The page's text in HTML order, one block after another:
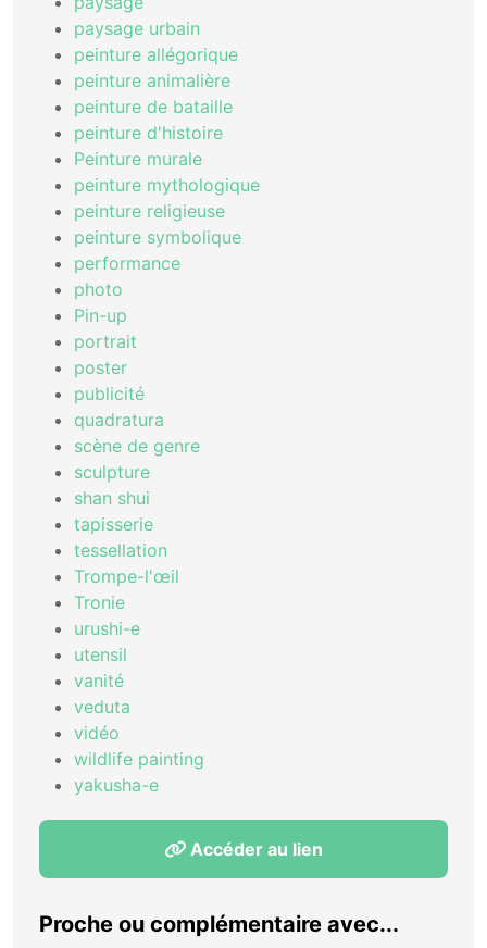
paysage urbain
peinture allégorique
peinture animalière
peinture de bataille
peinture d'histoire
Peinture murale
peinture mythologique
peinture religieuse
peinture symbolique
performance
photo
Pin-up
portrait
poster
publicité
quadratura
scène de genre
sculpture
shan shui
tapisserie
tessellation
Trompe-l'œil
Tronie
urushi-e
utensil
vanité
veduta
vidéo
wildlife painting
yakusha-e
Accéder au lien
Proche ou complémentaire avec...